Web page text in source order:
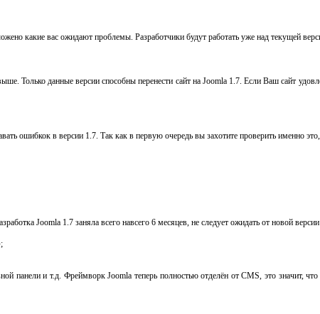
какие вас ожидают проблемы. Разработчики будут работать уже над текущей
Только данные версии способны перенести сайт на Joomla 1.7. Если Ваш сайт
ошибкок в версии 1.7. Так как в первую очередь вы захотите проверить именно
Joomla 1.7 заняла всего навсего 6 месяцев, не следует ожидать от новой
панели и т.д. Фреймворк Joomla теперь полностью отделён от CMS, это значит,